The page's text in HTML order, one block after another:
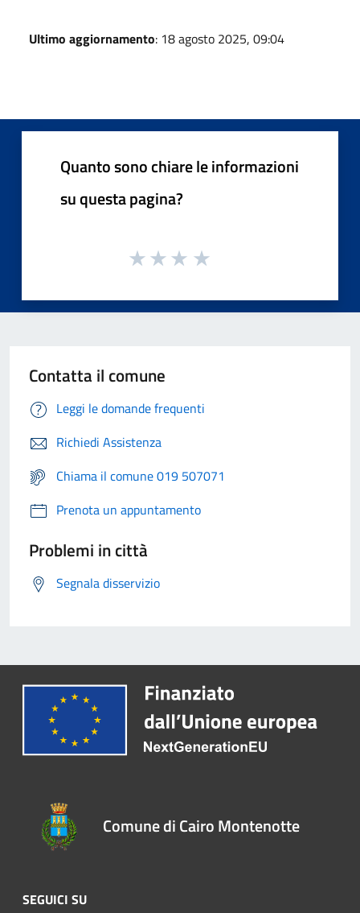
Ultimo aggiornamento: 18 agosto 2025, 09:04
Quanto sono chiare le informazioni
su questa pagina?
Contatta il comune
Leggi le domande frequenti
Richiedi Assistenza
Chiama il comune 019 507071
Prenota un appuntamento
Problemi in città
Segnala disservizio
Comune di Cairo Montenotte
SEGUICI SU